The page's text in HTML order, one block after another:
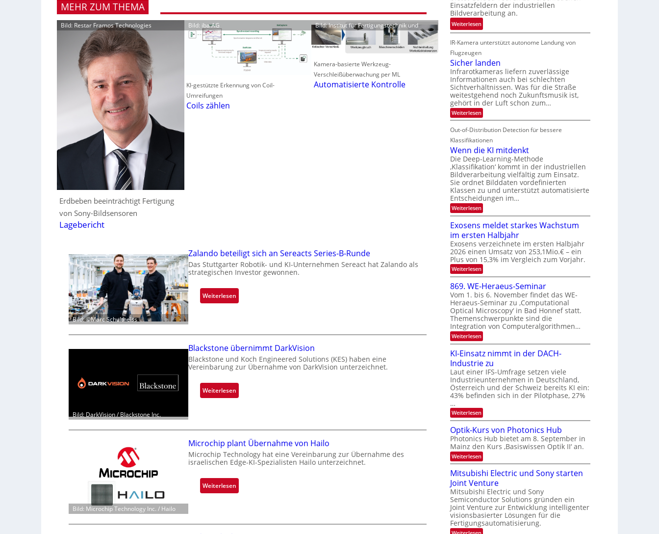
MEHR ZUM THEMA
Bild: Restar Framos Technologies
Erdbeben beeinträchtigt Fertigung
von Sony-Bildsensoren
Lagebericht
Bild: iba AG
KI-gestützte Erkennung von Coil-
Umreifungen
Coils zählen
Bild: Institut für Fertigungstechnik und
Kamera-basierte Werkzeug-
Verschleißüberwachung per ML
Automatisierte Kontrolle
Bild: ©Marc Schultheiss
Zalando beteiligt sich an Sereacts Series-B-Runde
Das Stuttgarter Robotik- und KI-Unternehmen Sereact hat Zalando als
strategischen Investor gewonnen.
Weiterlesen:
Z
a
n
d
o
e
t
l
g
t
i
c
n
Bild: DarkVision / Blackstone Inc.
Blackstone übernimmt DarkVision
Blackstone und Koch Engineered Solutions (KES) haben eine
Vereinbarung zur Übernahme von DarkVision unterzeichnet.
Weiterlesen:
B
c
k
s
t
e
e
Bild: Microchip Technology Inc. / Hailo
Microchip plant Übernahme von Hailo
Microchip Technology hat eine Vereinbarung zur Übernahme des
israelischen Edge-KI-Spezialisten Hailo unterzeichnet.
Weiterlesen:
M
r
k
n
4
K
-
M
e
m
s
u
n
d
M
a
n
S
p
e
c
t
r
a
e
M
g
l
h
k
e
i
t
e
k
e
h
d
e
r
i
n
V
I
S
I
O
N
T
e
c
h
T
a
l
k
s
Einsatzfeldern der industriellen
Bildverarbeitung an.
Weiterlesen:
G
u
i
d
e
d
T
o
u
r
e
a
u
f
d
e
r
V
I
O
N
2
0
2
6
IR-Kamera unterstützt autonome Landung von
Flugzeugen
Sicher landen
Infrarotkameras liefern zuverlässige
Informationen auch bei schlechten
Sichtverhältnissen. Was für die Straße
weitestgehend noch Zukunftsmusik ist,
gehört in der Luft schon zum…
Weiterlesen:
S
c
h
r
l
a
n
d
e
n
Out-of-Distribution Detection für bessere
Klassifikationen
Wenn die KI mitdenkt
Die Deep-Learning-Methode
‚Klassifikation‘ kommt in der industriellen
Bildverarbeitung vielfältig zum Einsatz.
Sie ordnet Bilddaten vordefinierten
Klassen zu und unterstützt automatisierte
Entscheidungen im…
Weiterlesen:
W
n
n
d
e
K
I
m
i
t
d
e
n
k
t
Exosens meldet starkes Wachstum
im ersten Halbjahr
Exosens verzeichnete im ersten Halbjahr
2026 einen Umsatz von 253,1Mio.€ – ein
Plus von 15,3% im Vergleich zum Vorjahr.
Weiterlesen:
E
x
o
s
e
n
s
m
e
l
d
e
t
s
t
a
r
k
e
W
a
h
s
t
u
m
m
e
r
s
t
e
n
H
a
869. WE-Heraeus-Seminar
Vom 1. bis 6. November findet das WE-
Heraeus-Seminar zu ‚Computational
Optical Microscopy‘ in Bad Honnef statt.
Themenschwerpunkte sind die
Integration von Computeralgorithmen…
Weiterlesen:
8
9
.
W
E
-
H
e
a
e
s
-
S
e
m
i
n
a
r
KI-Einsatz nimmt in der DACH-
Industrie zu
Laut einer IFS-Umfrage setzen viele
Industrieunternehmen in Deutschland,
Österreich und der Schweiz bereits KI ein:
43% befinden sich in der Pilotphase, 27%
…
Weiterlesen:
K
-
E
i
n
s
t
z
n
i
m
m
t
i
n
Optik-Kurs von Photonics Hub
Photonics Hub bietet am 8. September in
Mainz den Kurs ‚Basiswissen Optik II‘ an.
Weiterlesen:
O
p
t
i
k
-
K
u
r
s
v
Mitsubishi Electric und Sony starten
Joint Venture
Mitsubishi Electric und Sony
Semiconductor Solutions gründen ein
Joint Venture zur Entwicklung intelligenter
visionsbasierter Lösungen für die
Fertigungsautomatisierung.
: